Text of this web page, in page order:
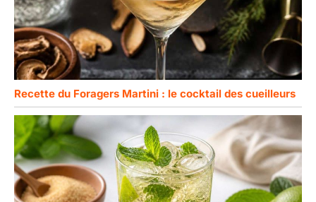
Recette du Foragers Martini : le cocktail des cueilleurs